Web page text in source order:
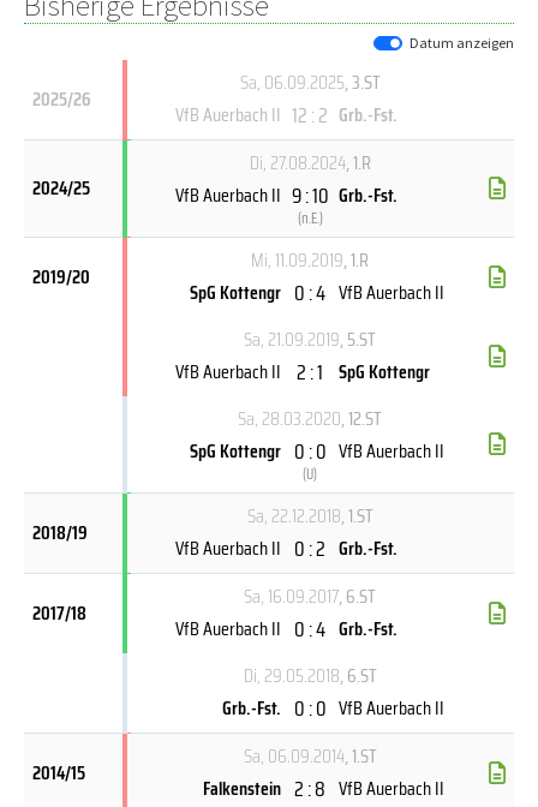
Datum anzeigen
2025/26
Sa, 06.09.2025, 3.ST
VfB Auerbach II 12 : 2 Grb.-Fst.
2024/25
Di, 27.08.2024, 1.R
VfB Auerbach II 9 : 10
(n.E.)
Grb.-Fst.
2019/20
Mi, 11.09.2019, 1.R
SpG Kottengr 0 : 4 VfB Auerbach II
Sa, 21.09.2019, 5.ST
VfB Auerbach II 2 : 1 SpG Kottengr
Sa, 28.03.2020, 12.ST
SpG Kottengr 0 : 0
(U)
VfB Auerbach II
2018/19
Sa, 22.12.2018, 1.ST
VfB Auerbach II 0 : 2 Grb.-Fst.
2017/18
Sa, 16.09.2017, 6.ST
VfB Auerbach II 0 : 4 Grb.-Fst.
Di, 29.05.2018, 6.ST
Grb.-Fst. 0 : 0 VfB Auerbach II
2014/15
Sa, 06.09.2014, 1.ST
Falkenstein 2 : 8 VfB Auerbach II